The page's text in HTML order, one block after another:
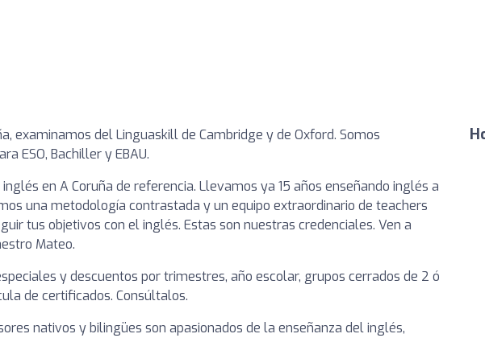
examinamos del Linguaskill de Cambridge y de Oxford. Somos
ESO, Bachiller y EBAU.
en A Coruña de referencia. Llevamos ya 15 años enseñando inglés a
una metodología contrastada y un equipo extraordinario de teachers
tus objetivos con el inglés. Estas son nuestras credenciales. Ven a
Mateo.
y descuentos por trimestres, año escolar, grupos cerrados de 2 ó
de certificados. Consúltalos.
nativos y bilingües son apasionados de la enseñanza del inglés,